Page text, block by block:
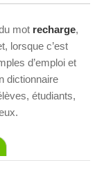
mot recharge,
lorsque c’est
d’emploi et
dictionnaire
étudiants,